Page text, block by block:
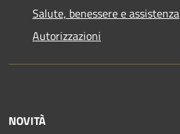
Salute, benessere e assistenza
Autorizzazioni
NOVITÀ